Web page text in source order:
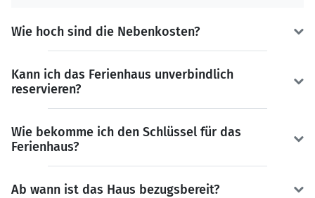
Wie hoch sind die Nebenkosten?
Kann ich das Ferienhaus unverbindlich
reservieren?
Wie bekomme ich den Schlüssel für das
Ferienhaus?
Ab wann ist das Haus bezugsbereit?